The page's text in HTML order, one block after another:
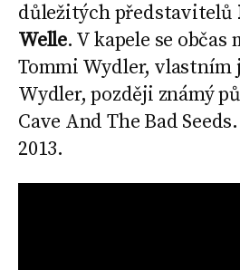
důležitých představitelů
Welle. V kapele se
Tommi Wydler, vlastním
Wydler, později známý
Cave And The Bad
2013.